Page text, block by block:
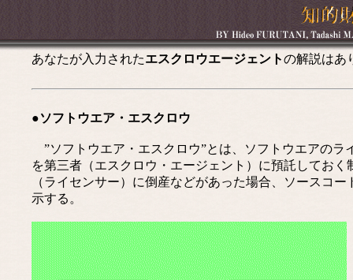
あなたが入力されたエスクロウエージェントの解説はあ
●ソフトウエア・エスクロウ
”ソフトウエア・エスクロウ”とは、ソフトウエアのラ
を第三者（エスクロウ・エージェント）に預託してお
（ライセンサー）に倒産などがあった場合、ソースコ
示する。